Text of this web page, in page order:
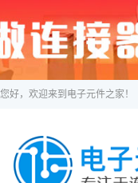
您好，欢迎来到电子元件之家！